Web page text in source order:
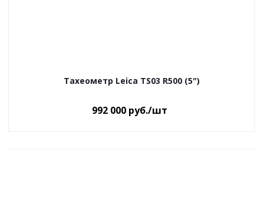
Тахеометр Leica TS03 R500 (5")
992 000 руб./шт